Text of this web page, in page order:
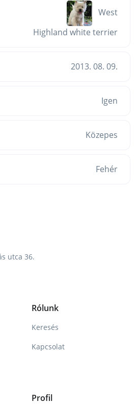
West
Highland white terrier
2013. 08. 09.
Igen
Közepes
Fehér
utca 36.
Rólunk
Keresés
Kapcsolat
Profil